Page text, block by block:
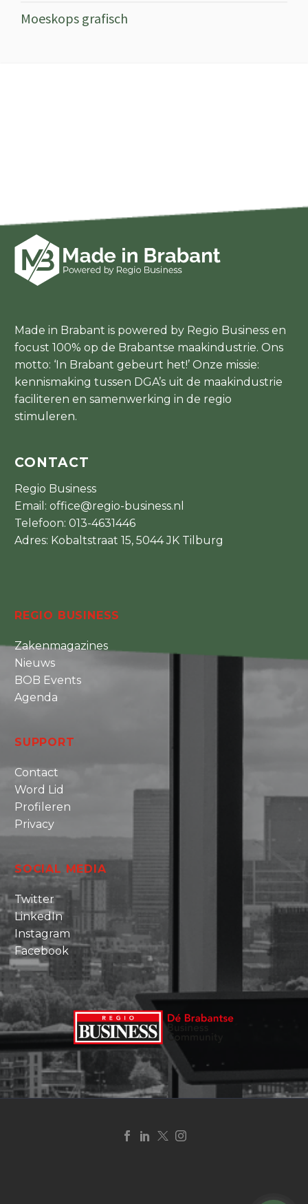
Moeskops grafisch
Made in Brabant is powered by Regio Business en
focust 100% op de Brabantse maakindustrie. Ons
motto: ‘In Brabant gebeurt het!’ Onze missie:
kennismaking tussen DGA’s uit de maakindustrie
faciliteren en samenwerking in de regio
stimuleren.
CONTACT
Regio Business
Email: office@regio-business.nl
Telefoon: 013-4631446
Adres: Kobaltstraat 15, 5044 JK Tilburg
REGIO BUSINESS
Zakenmagazines
Nieuws
BOB Events
Agenda
SUPPORT
Contact
Word Lid
Profileren
Privacy
SOCIAL MEDIA
Twitter
LinkedIn
Instagram
Facebook